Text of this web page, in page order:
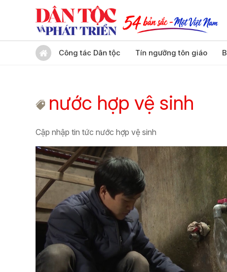
Công tác Dân tộc Tín ngưỡng tôn giáo
nước hợp vệ sinh
Cập nhập tin tức nước hợp vệ sinh